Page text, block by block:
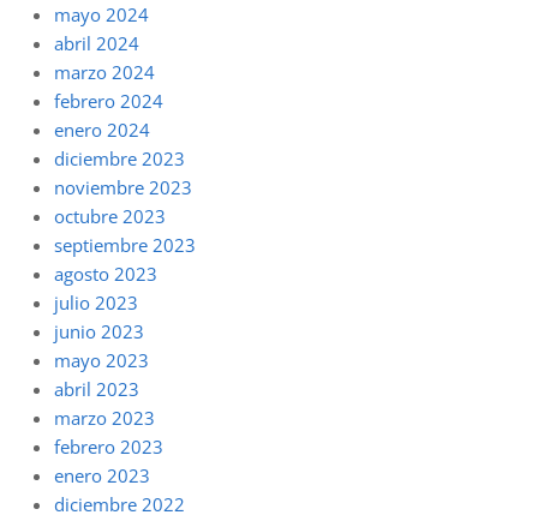
mayo 2024
abril 2024
marzo 2024
febrero 2024
enero 2024
diciembre 2023
noviembre 2023
octubre 2023
septiembre 2023
agosto 2023
julio 2023
junio 2023
mayo 2023
abril 2023
marzo 2023
febrero 2023
enero 2023
diciembre 2022